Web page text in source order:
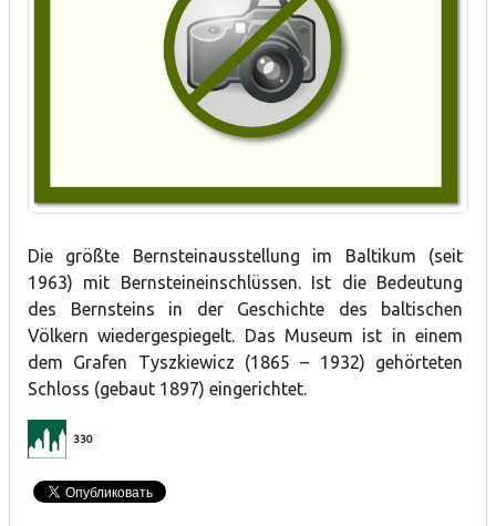
Die größte Bernsteinausstellung im Baltikum (seit
1963) mit Bernsteineinschlüssen. Ist die Bedeutung
des Bernsteins in der Geschichte des baltischen
Völkern wiedergespiegelt. Das Museum ist in einem
dem Grafen Tyszkiewicz (1865 – 1932) gehörteten
Schloss (gebaut 1897) eingerichtet.
330